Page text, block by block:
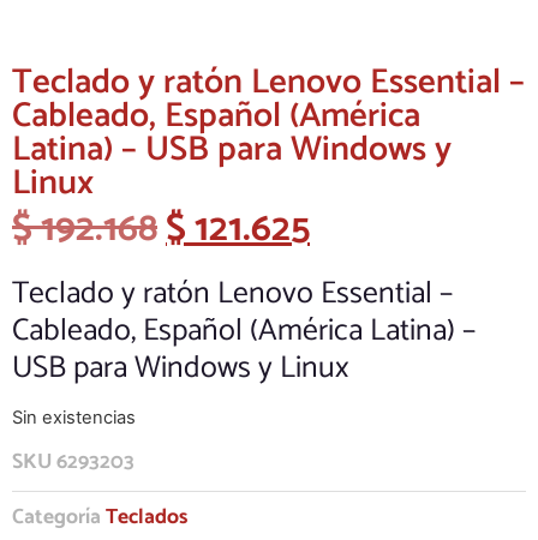
Teclado y ratón Lenovo Essential –
Cableado, Español (América
Latina) – USB para Windows y
Linux
$192.168$121.625
Teclado y ratón Lenovo Essential –
Cableado, Español (América Latina) –
USB para Windows y Linux
Sin existencias
SKU6293203
CategoríaTeclados